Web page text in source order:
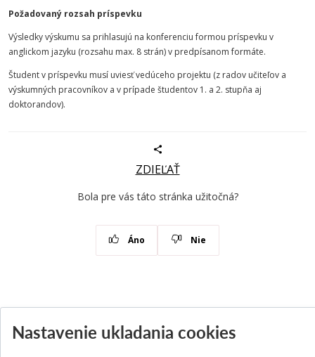
Požadovaný rozsah príspevku
Výsledky výskumu sa prihlasujú na konferenciu formou príspevku v
anglickom jazyku (rozsahu max. 8 strán) v predpísanom formáte.
Študent v príspevku musí uviesť vedúceho projektu (z radov učiteľov a
výskumných pracovníkov a v prípade študentov 1. a 2. stupňa aj
doktorandov).
ZDIEĽAŤ
Bola pre vás táto stránka užitočná?
Áno Nie
Aktuality
Nastavenie ukladania cookies